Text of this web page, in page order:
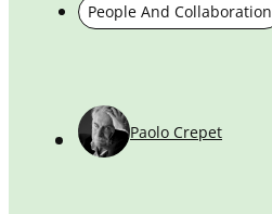
People And Collaboration
Paolo Crepet